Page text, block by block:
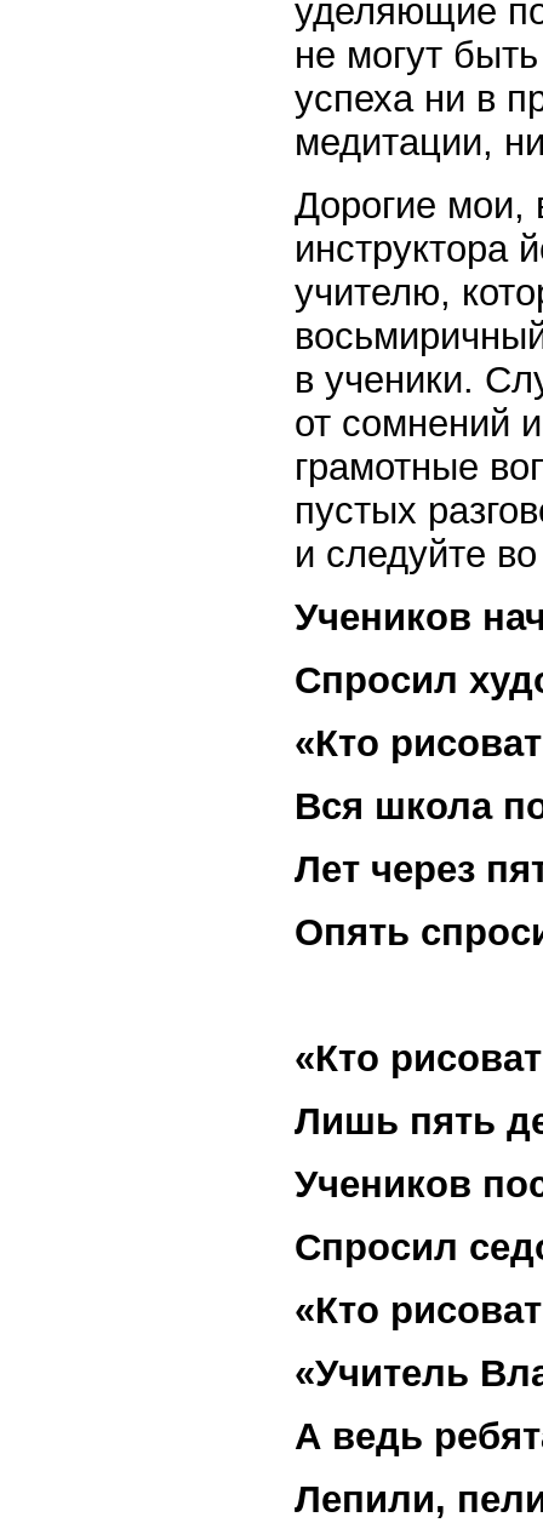
уделяющие
не могут
успеха ни в
медитации,
Дорогие мои,
инструктора
учителю,
в ученики.
от сомнений
грамотные
пустых
и следуйте
Учеников
Спросил
«Кто
Вся школа
Лет через
Опять
«Кто
Лишь пять
Учеников
Спросил
«Кто
«Учитель
А ведь
Лепили,